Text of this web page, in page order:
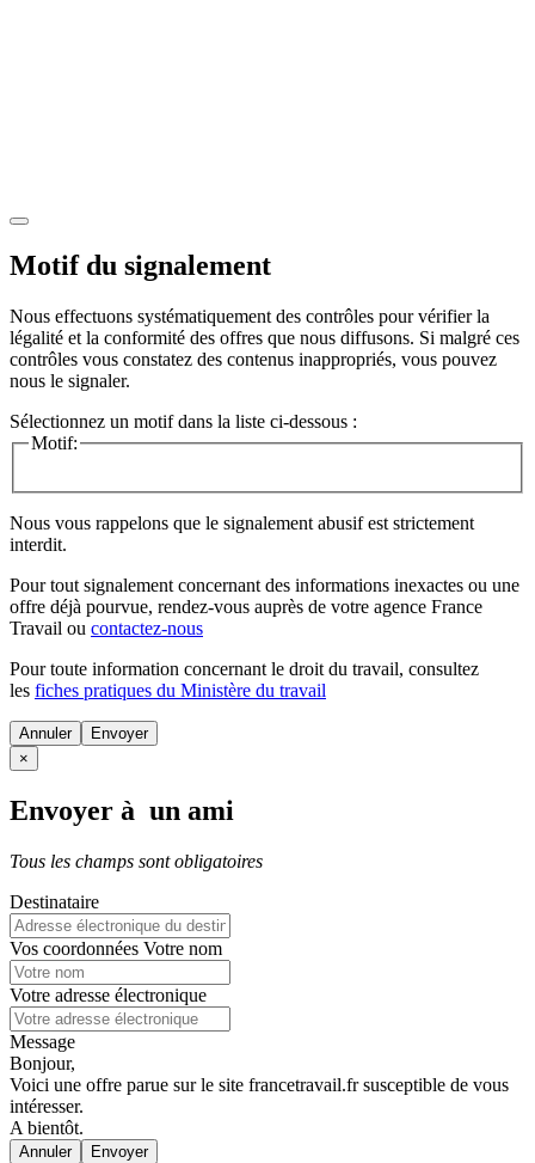
Motif du signalement
Nous effectuons systématiquement des contrôles pour vérifier la
légalité et la conformité des offres que nous diffusons. Si malgré ces
contrôles vous constatez des contenus inappropriés, vous pouvez
nous le signaler.
Sélectionnez un motif dans la liste ci-dessous :
Motif:
Nous vous rappelons que le signalement abusif est strictement
interdit.
Pour tout signalement concernant des informations inexactes ou une
offre déjà pourvue, rendez-vous auprès de votre agence France
Travail ou contactez-nous
Pour toute information concernant le droit du travail, consultez
les fiches pratiques du Ministère du travail
Annuler
×
Envoyer à un ami
Tous les champs sont obligatoires
Destinataire
Vos coordonnées Votre nom
Votre adresse électronique
Message
Bonjour,
Voici une offre parue sur le site francetravail.fr susceptible de vous
intéresser.
A bientôt.
Annuler